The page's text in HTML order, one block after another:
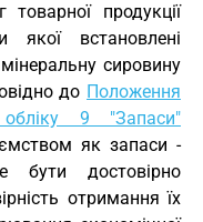
продукції
якої встановлені
сировину
до Положення
обліку 9 "Запаси"
як запаси -
бути достовірно
отримання їх